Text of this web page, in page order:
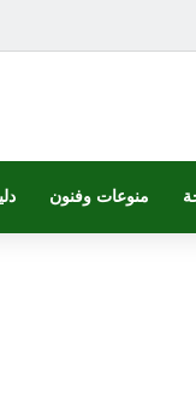
منوعات وفنون